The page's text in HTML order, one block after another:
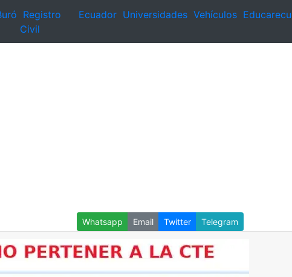
Registro
Civil
Ecuador Universidades Vehículos
Whatsapp Email Twitter Telegram